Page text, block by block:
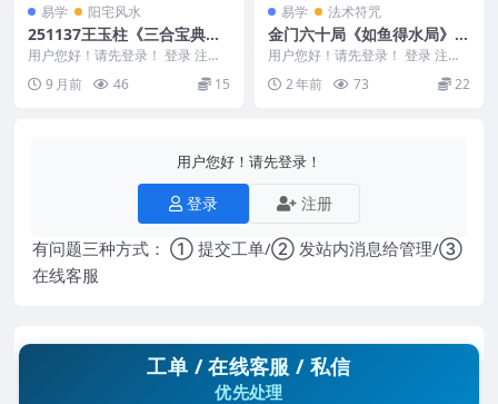
易学 阳宅风水
251137王玉柱《三合宝典》
阴阳风水秘籍225个页面Y
用户您好！请先登录！ 登录 注册
王玉柱《三合宝典》阴阳风水秘籍
225个页面Y ...
9 月前 46 15
易学 法术符咒
金门六十‬局《如鱼得水局》一
集视频
用户您好！请先登录！ 登录 注册
金门六十‬局《如鱼得水局》一集视
频 24030...
2 年前 73 22
用户您好！请先登录！
登录 注册
有问题三种方式： ① 提交工单/② 发站内消息给管理/③
在线客服
工单 / 在线客服 / 私信
优先处理